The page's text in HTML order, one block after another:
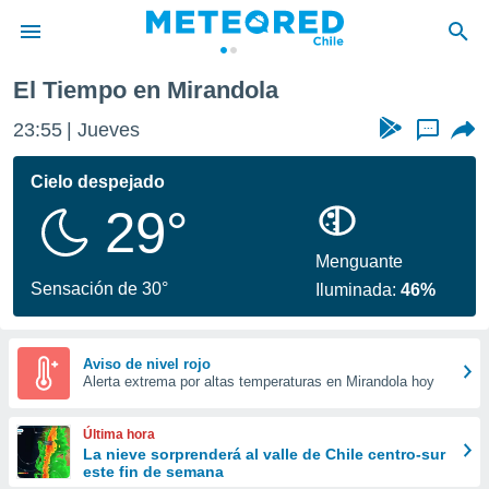
de
por
se
calidad.
a este
las
y
forma
digital
basada
El Tiempo en Mirandola
23:55 Jueves ...
Cielo despejado
29°
Sensación de 30°
Menguante
Iluminada:46%
Aviso de nivel rojo
Alerta extrema por altas temperaturas en Mirandola hoy
Última hora
La nieve sorprenderá al valle de Chile centro-sur
este fin de semana